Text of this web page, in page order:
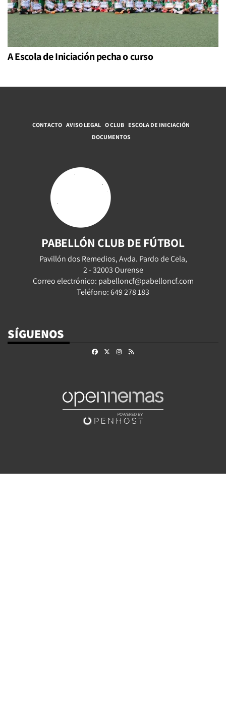
A Escola de Iniciación pecha o curso
CONTACTO AVISO LEGAL O CLUB ESCOLA DE INICIACIÓN
DOCUMENTOS
PABELLÓN CLUB DE FÚTBOL
Pavillón dos Remedios, Avda. Pardo de Cela,
2 - 32003 Ourense
Correo electrónico: pabelloncf@pabelloncf.com
Teléfono: 649 278 183
SÍGUENOS
FacebookInstagram